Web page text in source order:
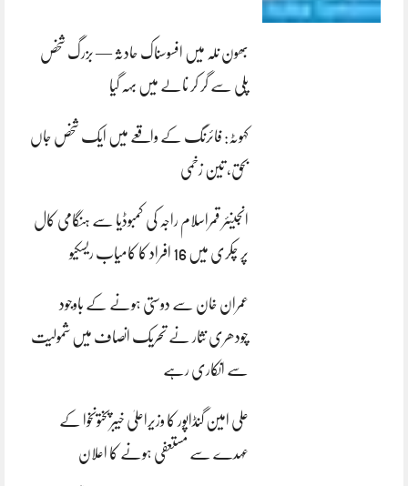
بھون نلہ میں افسوسناک حادثہ — بزرگ شخص
پلی سے گر کر نالے میں بہہ گیا
کہوٹہ: فائرنگ کے واقعے میں ایک شخص جاں
بحق، تین زخمی
انجینئر قمراسلام راجہ کی کمبوڈیا سے ہنگامی کال
پر چکری میں 16 افراد کا کامیاب ریسکیو
عمران خان سے دوستی ہونے کے باوجود
چودھری نثار نے تحریک انصاف میں شمولیت
سے انکاری رہے
علی امین گنڈاپور کا وزیراعلیٰ خیبرپختونخوا کے
عہدے سے مستعفی ہونے کا اعلان